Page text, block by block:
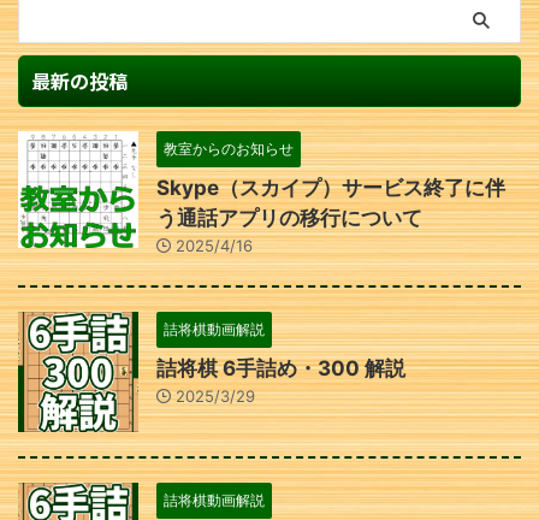
最新の投稿
教室からのお知らせ
Skype（スカイプ）サービス終了に伴
う通話アプリの移行について
2025/4/16
詰将棋動画解説
詰将棋 6手詰め・300 解説
2025/3/29
詰将棋動画解説